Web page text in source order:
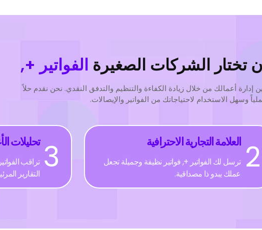
تختار الشركات الصغيرة الفواتير +,
إدارة أعمالك من خلال زيادة الكفاءة والتنظيم والتدفق النقدي. نحن نقدم حلاً
وسهل الاستخدام لاحتياجاتك من الفواتير والإيصالات.
2 العلامة التجارية الاحترافية
ترسل لك الفواتير +, فواتير نظيفة وجميلة تجعل
عملك يبدو ذا مصداقية.
3 تحليلات
تراقب
التقارير